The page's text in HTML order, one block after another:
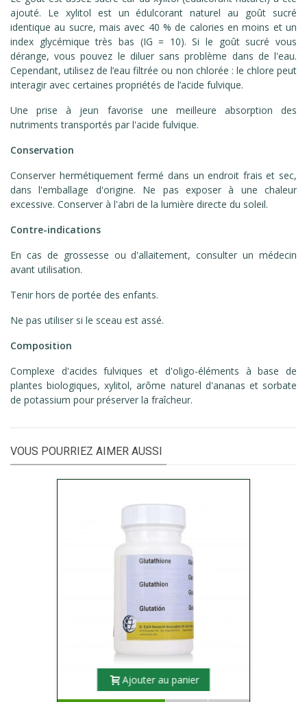
ajouté. Le xylitol est un édulcorant naturel au goût sucré
identique au sucre, mais avec 40 % de calories en moins et un
index glycémique très bas (IG = 10). Si le goût sucré vous
dérange, vous pouvez le diluer sans problème dans de l'eau.
Cependant, utilisez de l’eau filtrée ou non chlorée : le chlore peut
interagir avec certaines propriétés de l’acide fulvique.
Une prise à jeun favorise une meilleure absorption des
nutriments transportés par l'acide fulvique.
Conservation
Conserver hermétiquement fermé dans un endroit frais et sec,
dans l'emballage d'origine. Ne pas exposer à une chaleur
excessive. Conserver à l'abri de la lumière directe du soleil.
Contre-indications
En cas de grossesse ou d'allaitement, consulter un médecin
avant utilisation.
Tenir hors de portée des enfants.
Ne pas utiliser si le sceau est assé.
Composition
Complexe d'acides fulviques et d'oligo-éléments à base de
plantes biologiques, xylitol, arôme naturel d'ananas et sorbate
de potassium pour préserver la fraîcheur.
VOUS POURRIEZ AIMER AUSSI
Ajouter au panier